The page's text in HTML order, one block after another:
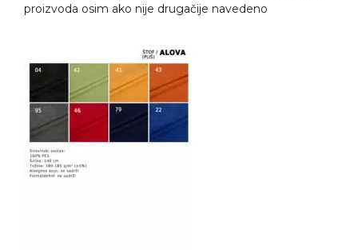
proizvoda osim ako nije drugačije navedeno